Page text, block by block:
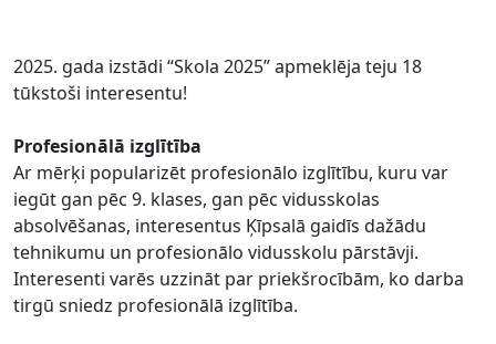
2025. gada izstādi “Skola 2025” apmeklēja teju 18
tūkstoši interesentu!
Profesionālā izglītība
Ar mērķi popularizēt profesionālo izglītību, kuru var
iegūt gan pēc 9. klases, gan pēc vidusskolas
absolvēšanas, interesentus Ķīpsalā gaidīs dažādu
tehnikumu un profesionālo vidusskolu pārstāvji.
Interesenti varēs uzzināt par priekšrocībām, ko darba
tirgū sniedz profesionālā izglītība.